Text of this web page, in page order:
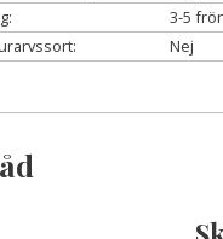
3-5
Nej